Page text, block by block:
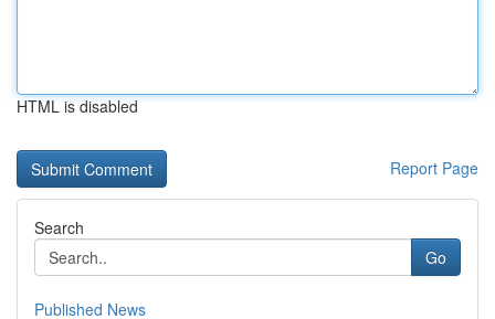
HTML is disabled
Report Page
Search
Go
Published News